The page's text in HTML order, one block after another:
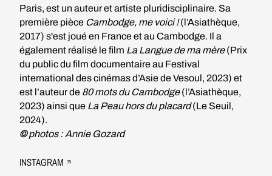
Paris, est un auteur et artiste pluridisciplinaire. Sa
première pièce Cambodge, me voici !(l’Asiathèque,
2017) s'est joué en France et au Cambodge. Il a
également réalisé le film La Langue de ma mère(Prix
du public du film documentaire au Festival
international des cinémas d’Asie de Vesoul, 2023) et
est l’auteur de 80 mots du Cambodge(l’Asiathèque,
2023) ainsi que La Peau hors du placard(Le Seuil,
2024).
©photos : Annie Gozard
INSTAGRAM